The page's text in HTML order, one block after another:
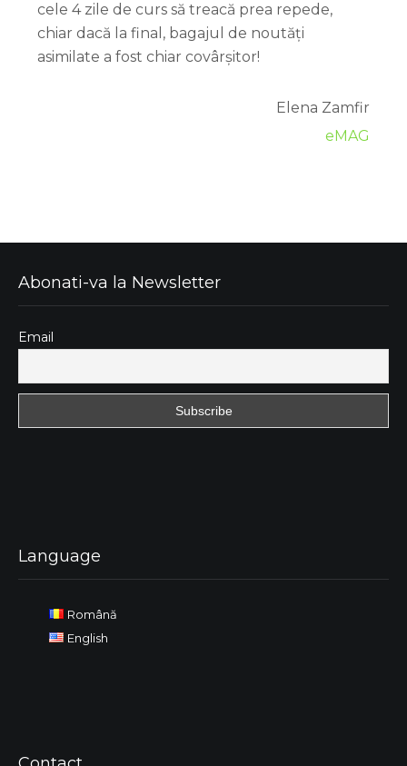
cele 4 zile de curs să treacă prea repede,
chiar dacă la final, bagajul de noutăți
asimilate a fost chiar covârșitor!
Elena Zamfir
eMAG
Abonati-va la Newsletter
Email
Language
Română
English